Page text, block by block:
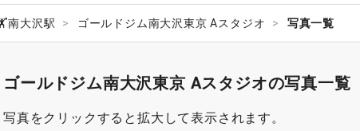
南大沢駅 ゴールドジム南大沢東京 Aスタジオ 写真一覧
ゴールドジム南大沢東京 Aスタジオの写真一覧
写真をクリックすると拡大して表示されます。